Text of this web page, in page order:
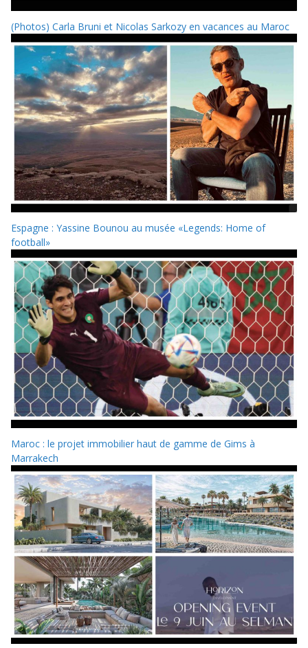
(Photos) Carla Bruni et Nicolas Sarkozy en vacances au Maroc
Espagne : Yassine Bounou au musée «Legends: Home of
football»
Maroc : le projet immobilier haut de gamme de Gims à
Marrakech